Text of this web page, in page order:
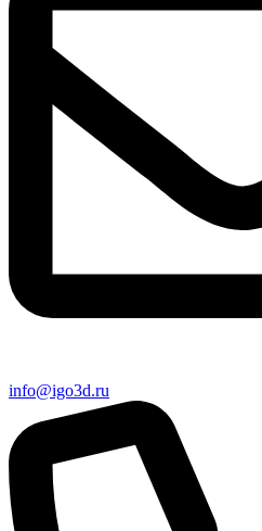
info@igo3d.ru